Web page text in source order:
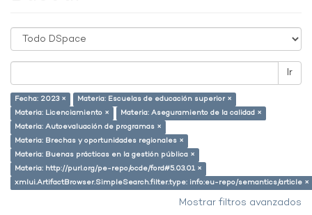
Ir
Fecha: 2023 ×
Materia: Escuelas de educación superior ×
Materia: Licenciamiento ×
Materia: Aseguramiento de la calidad ×
Materia: Autoevaluación de programas ×
Materia: Brechas y oportunidades regionales ×
Materia: Buenas prácticas en la gestión pública ×
Materia: http://purl.org/pe-repo/ocde/ford#5.03.01 ×
xmlui.ArtifactBrowser.SimpleSearch.filter.type: info:eu-repo/semantics/article ×
Mostrar filtros avanzados